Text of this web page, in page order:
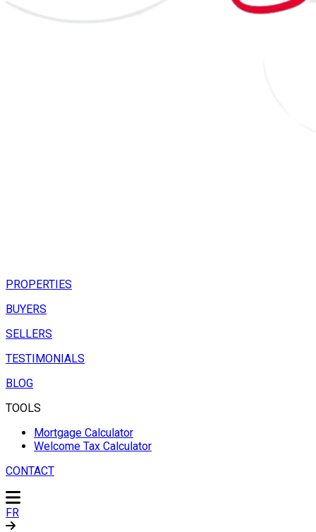
PROPERTIES
BUYERS
SELLERS
TESTIMONIALS
BLOG
TOOLS
Mortgage Calculator
Welcome Tax Calculator
CONTACT
FR